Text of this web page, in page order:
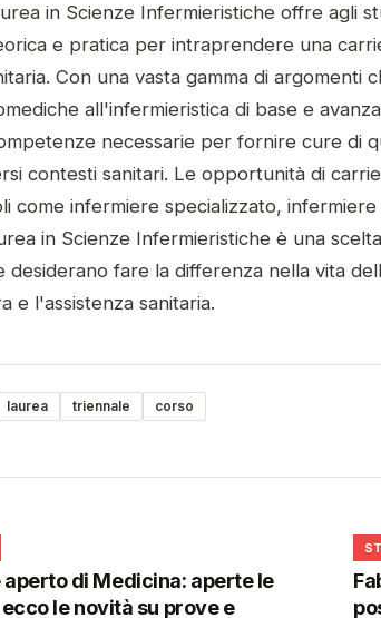
in Scienze Infermieristiche offre agli
e pratica per intraprendere una
Con una vasta gamma di argomenti
all'infermieristica di base e
necessarie per fornire cure di
contesti sanitari. Le opportunità di
come infermiere specializzato, infermiere
in Scienze Infermieristiche è una scelta
fare la differenza nella vita
e l'assistenza sanitaria.
laurea triennale corso
di Medicina: aperte le
le novità su prove e